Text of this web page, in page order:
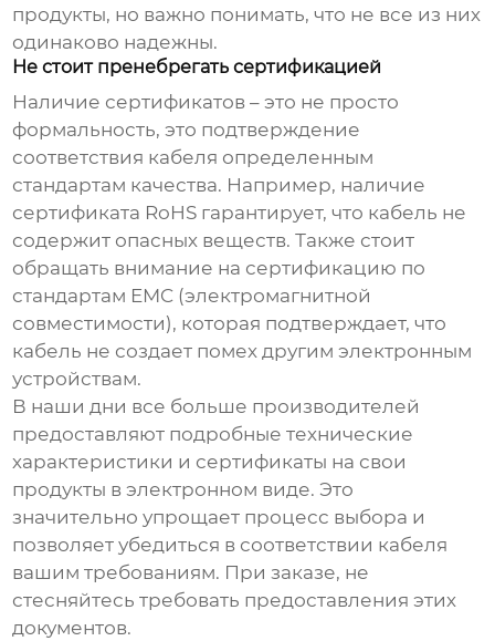
продукты, но важно понимать, что не все из них
одинаково надежны.
Не стоит пренебрегать сертификацией
Наличие сертификатов – это не просто
формальность, это подтверждение
соответствия кабеля определенным
стандартам качества. Например, наличие
сертификата RoHS гарантирует, что кабель не
содержит опасных веществ. Также стоит
обращать внимание на сертификацию по
стандартам EMC (электромагнитной
совместимости), которая подтверждает, что
кабель не создает помех другим электронным
устройствам.
В наши дни все больше производителей
предоставляют подробные технические
характеристики и сертификаты на свои
продукты в электронном виде. Это
значительно упрощает процесс выбора и
позволяет убедиться в соответствии кабеля
вашим требованиям. При заказе, не
стесняйтесь требовать предоставления этих
документов.